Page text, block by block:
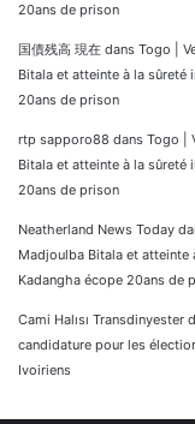
20ans de prison
国債残高 現在 dans Togo |
Bitala et atteinte à la sûreté
20ans de prison
rtp sapporo88 dans Togo |
Bitala et atteinte à la sûreté
20ans de prison
Neatherland News Today
Madjoulba Bitala et atteinte
Kadangha écope 20ans de
Cami Halısı Transdinyester
candidature pour les
Ivoiriens